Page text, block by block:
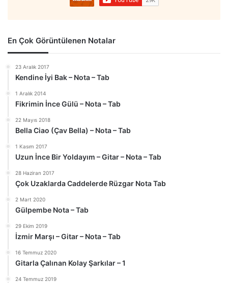
En Çok Görüntülenen Notalar
23 Aralık 2017
Kendine İyi Bak – Nota – Tab
1 Aralık 2014
Fikrimin İnce Gülü – Nota – Tab
22 Mayıs 2018
Bella Ciao (Çav Bella) – Nota – Tab
1 Kasım 2017
Uzun İnce Bir Yoldayım – Gitar – Nota – Tab
28 Haziran 2017
Çok Uzaklarda Caddelerde Rüzgar Nota Tab
2 Mart 2020
Gülpembe Nota – Tab
29 Ekim 2019
İzmir Marşı – Gitar – Nota – Tab
16 Temmuz 2020
Gitarla Çalınan Kolay Şarkılar – 1
24 Temmuz 2019